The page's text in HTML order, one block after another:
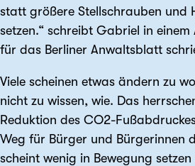
statt größere Stellschrauben und
setzen.“ schreibt Gabriel in
für das Berliner Anwaltsblatt
Viele scheinen etwas ändern zu
nicht zu wissen, wie. Das
Reduktion des CO2-
Weg für Bürger und Bürgerinnen
scheint wenig in Bewegung